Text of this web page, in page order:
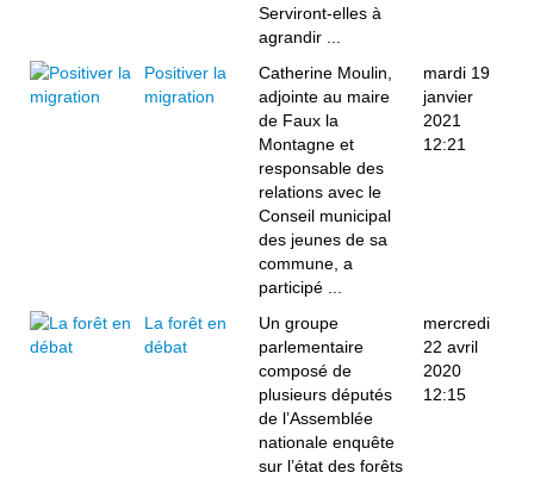
Serviront-elles à
agrandir ...
Positiver la
migration
Catherine Moulin,
adjointe au maire
de Faux la
Montagne et
responsable des
relations avec le
Conseil municipal
des jeunes de sa
commune, a
participé ...
mardi 19
janvier
2021
12:21
La forêt en
débat
Un groupe
parlementaire
composé de
plusieurs députés
de l’Assemblée
nationale enquête
sur l’état des forêts
mercredi
22 avril
2020
12:15